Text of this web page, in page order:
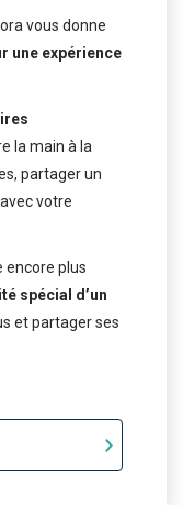
vous donne
une expérience
la main à la
partager un
votre
encore plus
spécial d’un
et partager ses